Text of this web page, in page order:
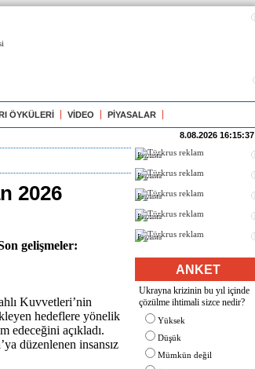
ÖYKÜLERİ VİDEO PİYASALAR
8.08.2026 16:15:37
2026
gelişmeler:
Kuvvetleri’nin
hedeflere yönelik
edeceğini açıkladı.
düzenlenen insansız
Реклама
Реклама
Реклама
Реклама
Реклама
ANKET
Ukrayna krizinin bu yıl içinde
çözülme ihtimali sizce nedir?
Yüksek
Düşük
Mümkün değil